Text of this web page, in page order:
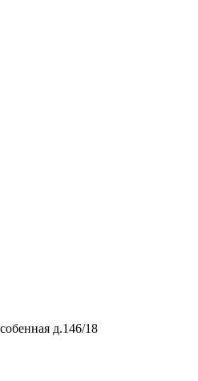
д.146/18